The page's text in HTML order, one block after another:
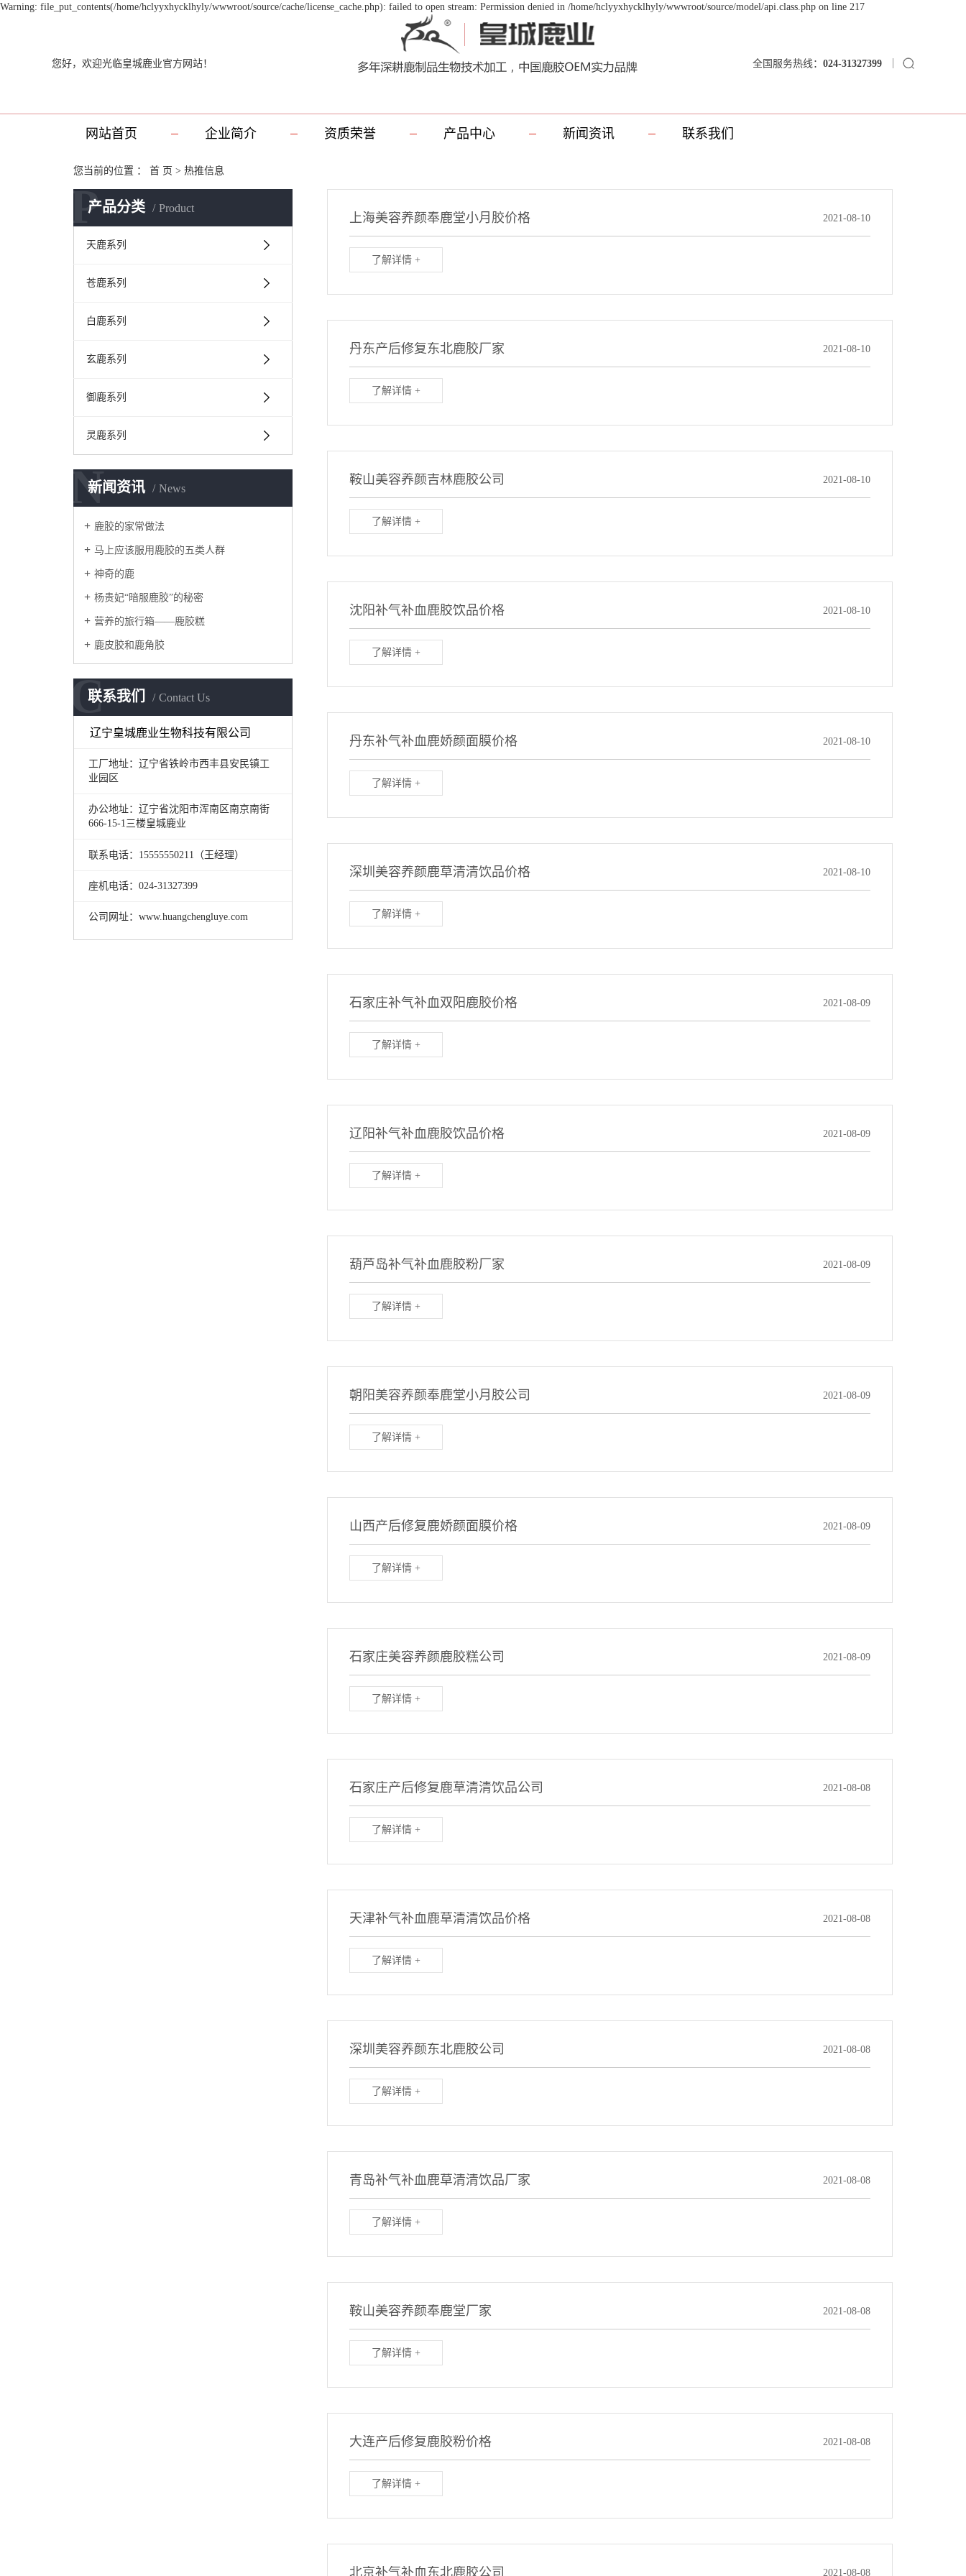
Warning: file_put_contents(/home/hclyyxhycklhyly/wwwroot/source/cache/license_cache.php): failed to open stream: Permission denied in /home/hclyyxhycklhyly/wwwroot/source/model/api.class.php on line 217
您好，欢迎光临皇城鹿业官方网站！ 全国服务热线： 024-31327399
网站首页 企业简介 资质荣誉 产品中心 新闻资讯 联系我们
您当前的位置 ： 首 页 > 热推信息
产品分类 Product
P
天鹿系列
苍鹿系列
白鹿系列
玄鹿系列
御鹿系列
灵鹿系列
新闻资讯 News
N
鹿胶的家常做法
马上应该服用鹿胶的五类人群
神奇的鹿
杨贵妃“暗服鹿胶”的秘密
营养的旅行箱——鹿胶糕
鹿皮胶和鹿角胶
联系我们 Contact Us
C
辽宁皇城鹿业生物科技有限公司
工厂地址：辽宁省铁岭市西丰县安民镇工
业园区
办公地址：辽宁省沈阳市浑南区南京南街
666-15-1三楼皇城鹿业
联系电话：15555550211（王经理）
座机电话：024-31327399
公司网址：www.huangchengluye.com
上海美容养颜奉鹿堂小月胶价格 2021-08-10
了解详情 +
丹东产后修复东北鹿胶厂家 2021-08-10
了解详情 +
鞍山美容养颜吉林鹿胶公司 2021-08-10
了解详情 +
沈阳补气补血鹿胶饮品价格 2021-08-10
了解详情 +
丹东补气补血鹿娇颜面膜价格 2021-08-10
了解详情 +
深圳美容养颜鹿草清清饮品价格 2021-08-10
了解详情 +
石家庄补气补血双阳鹿胶价格 2021-08-09
了解详情 +
辽阳补气补血鹿胶饮品价格 2021-08-09
了解详情 +
葫芦岛补气补血鹿胶粉厂家 2021-08-09
了解详情 +
朝阳美容养颜奉鹿堂小月胶公司 2021-08-09
了解详情 +
山西产后修复鹿娇颜面膜价格 2021-08-09
了解详情 +
石家庄美容养颜鹿胶糕公司 2021-08-09
了解详情 +
石家庄产后修复鹿草清清饮品公司 2021-08-08
了解详情 +
天津补气补血鹿草清清饮品价格 2021-08-08
了解详情 +
深圳美容养颜东北鹿胶公司 2021-08-08
了解详情 +
青岛补气补血鹿草清清饮品厂家 2021-08-08
了解详情 +
鞍山美容养颜奉鹿堂厂家 2021-08-08
了解详情 +
大连产后修复鹿胶粉价格 2021-08-08
了解详情 +
北京补气补血东北鹿胶公司 2021-08-08